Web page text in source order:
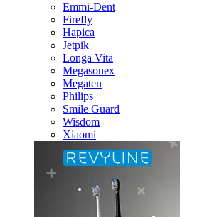
Emmi-Dent
Firefly
Hapica
Jetpik
Longa Vita
Megasonex
Megaten
Philips
Smile Guard
Wisdom
Xiaomi